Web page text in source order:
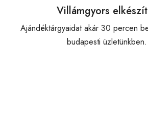
Villámgyors
Ajándéktárgyaidat akár 30 percen
budapesti üzletünkben.